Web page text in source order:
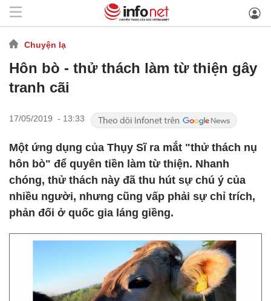
Chuyện lạ
Hôn bò - thử thách làm từ thiện gây
tranh cãi
17/05/2019 - 13:33
Một ứng dụng của Thụy Sĩ ra mắt "thử thách nụ
hôn bò" để quyên tiền làm từ thiện. Nhanh
chóng, thử thách này đã thu hút sự chú ý của
nhiều người, nhưng cũng vấp phải sự chỉ trích,
phản đối ở quốc gia láng giềng.